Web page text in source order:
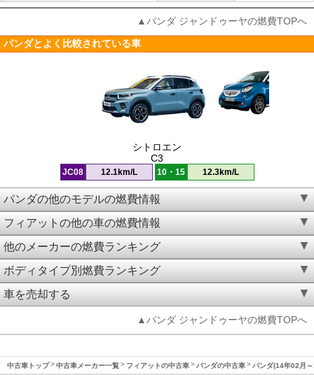
▲パンダ ジャンドゥーヤの燃費TOPへ
パンダとよく比較されている車
シトロエン
C3
JC08 12.1km/L 10・15 12.3km/L
パンダの他のモデルの燃費情報
フィアットの他の車の燃費情報
他のメーカーの燃費ランキング
ボディタイプ別燃費ランキング
車を売却する
▲パンダ ジャンドゥーヤの燃費TOPへ
中古車トップ 中古車メーカー一覧 フィアットの中古車 パンダの中古車 パンダ(14年02月